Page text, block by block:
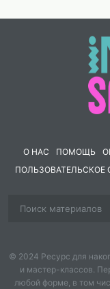
О НАС ПОМОЩЬ
ПОЛЬЗОВАТЕЛЬСКОЕ
© 2024 Ресурс для
и мастер-классов.
любой форме, в том